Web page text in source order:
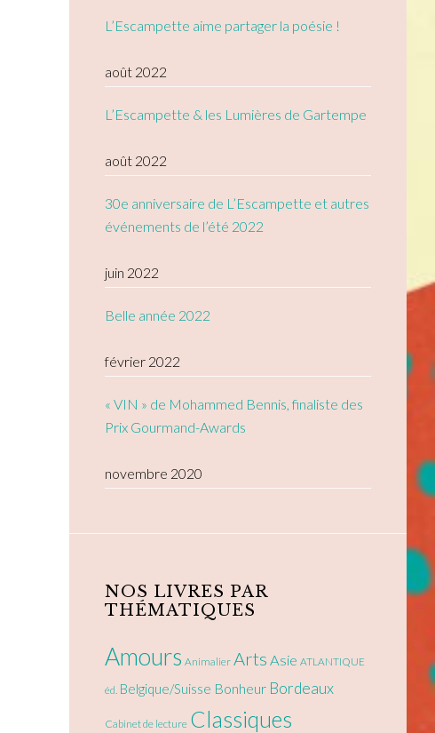
L’Escampette aime partager la poésie !
août 2022
L’Escampette & les Lumières de Gartempe
août 2022
30e anniversaire de L’Escampette et autres
événements de l’été 2022
juin 2022
Belle année 2022
février 2022
« VIN » de Mohammed Bennis, finaliste des
Prix Gourmand-Awards
novembre 2020
NOS LIVRES PAR
THÉMATIQUES
Amours Animalier Arts Asie ATLANTIQUE
éd. Belgique/Suisse Bonheur Bordeaux
Cabinet de lecture Classiques